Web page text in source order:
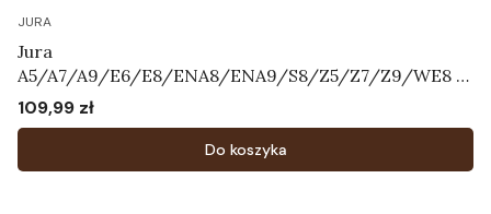
JURA
Jura
A5/A7/A9/E6/E8/ENA8/ENA9/S8/Z5/Z7/Z9/WE8 -
Zestaw zaworków napowietrzających Art.72444
Cena
109,99 zł
Do koszyka